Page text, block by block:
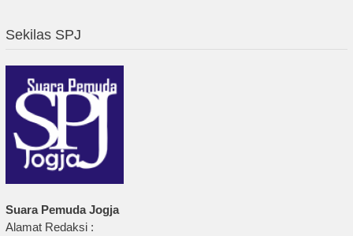
Sekilas SPJ
Suara Pemuda Jogja
Alamat Redaksi :